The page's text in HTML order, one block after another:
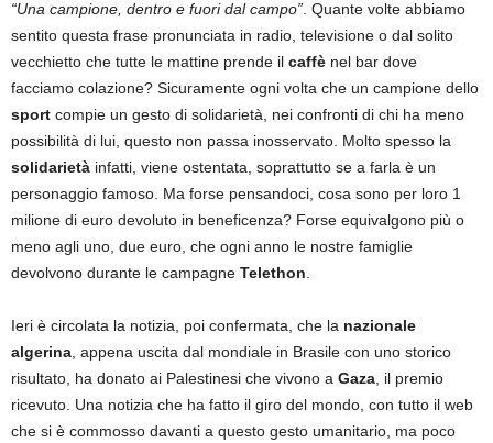
“Una campione, dentro e fuori dal campo” . Quante volte abbiamo
sentito questa frase pronunciata in radio, televisione o dal solito
vecchietto che tutte le mattine prende il caffè nel bar dove
facciamo colazione? Sicuramente ogni volta che un campione dello
sport compie un gesto di solidarietà, nei confronti di chi ha meno
possibilità di lui, questo non passa inosservato. Molto spesso la
solidarietà infatti, viene ostentata, soprattutto se a farla è un
personaggio famoso. Ma forse pensandoci, cosa sono per loro 1
milione di euro devoluto in beneficenza? Forse equivalgono più o
meno agli uno, due euro, che ogni anno le nostre famiglie
devolvono durante le campagne Telethon
Ieri è circolata la notizia, poi confermata, che la nazionale
algerina , appena uscita dal mondiale in Brasile con uno storico
risultato, ha donato ai Palestinesi che vivono a Gaza , il premio
ricevuto. Una notizia che ha fatto il giro del mondo, con tutto il web
che si è commosso davanti a questo gesto umanitario, ma poco